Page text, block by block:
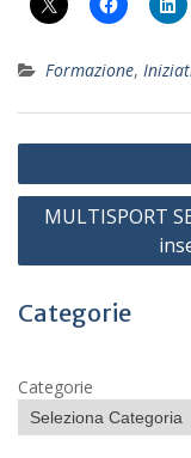
Formazione,
Navigazione
articoli
MULTISPORT
Categorie
Categorie